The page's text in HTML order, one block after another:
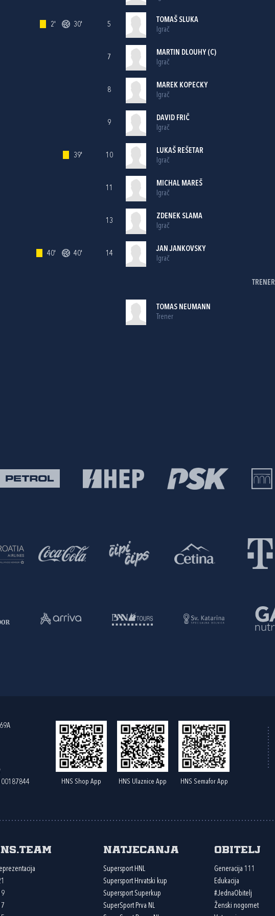
2' 30'
39'
40' 40'
5
TOMAŠ SLUKA
Igrač
7
MARTIN DLOUHY (C)
Igrač
8
MAREK KOPECKY
Igrač
9
DAVID FRIČ
Igrač
10
LUKAŠ REŠETAR
Igrač
11
MICHAL MAREŠ
Igrač
13
ZDENEK SLAMA
Igrač
14
JAN JANKOVSKY
Igrač
TRENER
TOMAS NEUMANN
Trener
HNS Shop App HNS Ulaznice App HNS Semafor App
Natjecanja
Supersport HNL
Supersport Hrvatski kup
Supersport Superkup
SuperSport Prva NL
Obitelj
Generacija 111
Edukacija
#JednaObitelj
Ženski nogomet